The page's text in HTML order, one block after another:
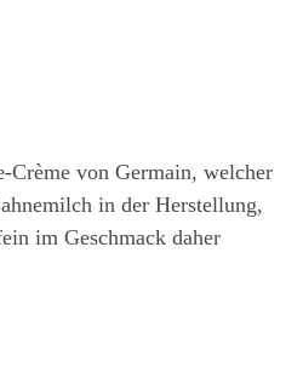
Crème von Germain, welcher
in der Herstellung,
im Geschmack daher